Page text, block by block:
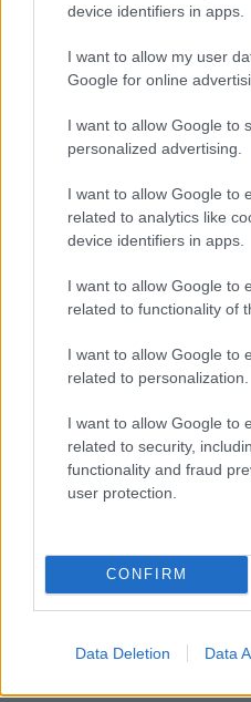
device identifiers in apps.
I want to allow my user
Google for online
I want to allow Google to
personalized advertising.
I want to allow Google to
related to analytics like
device identifiers in apps.
I want to allow Google to
related to functionality of
I want to allow Google to
related to personalization.
I want to allow Google to
related to security,
functionality and fraud
user protection.
CONFIRM
Data Deletion Data
Hírlevél
meg e-mail címét:
Megismertem és
Nem szeretne lemaradni semmiről?
postaládájába érkezik!
A SZOL24 legfrissebb
Már magasabb szinten is
ez csak az egyik botrány
Problémák egész Jász-
Szolnokon egy